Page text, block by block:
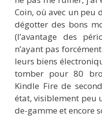
Coin, où avec un peu
dégotter des bons
(l’avantage des
n’ayant pas
leurs biens
tomber pour 80
Kindle Fire de
état, visiblement peu
de-gamme et encore